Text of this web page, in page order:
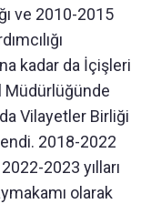
ve 2010-2015
kadar da İçişleri
Müdürlüğünde
Vilayetler Birliği
2018-2022
2023 yılları
olarak